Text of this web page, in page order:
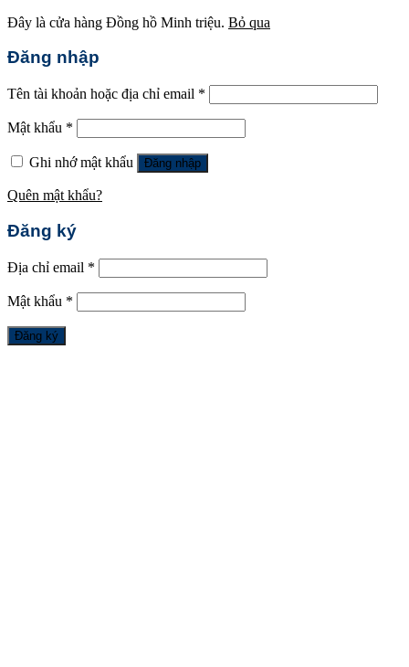
Đây là cửa hàng Đồng hồ Minh triệu. Bỏ qua
Đăng nhập
Tên tài khoản hoặc địa chỉ email *
Mật khẩu *
Ghi nhớ mật khẩu Đăng nhập
Quên mật khẩu?
Đăng ký
Địa chỉ email *
Mật khẩu *
Đăng ký